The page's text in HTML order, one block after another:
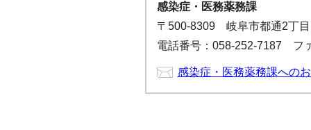
感染症・医務薬務課
〒500-8309 岐阜市都通2丁
電話番号：058-252-7187 フ
感染症・医務薬務課への